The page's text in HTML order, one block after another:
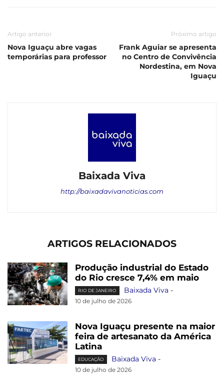
Artigo anterior
Nova Iguaçu abre vagas
temporárias para professor
Próximo artigo
Frank Aguiar se apresenta
no Centro de Convivência
Nordestina, em Nova
Iguaçu
Baixada Viva
http://baixadavivanoticias.com
ARTIGOS RELACIONADOS
Produção industrial do Estado
do Rio cresce 7,4% em maio
RIO DE JANEIRO Baixada Viva -
10 de julho de 2026
Nova Iguaçu presente na maior
feira de artesanato da América
Latina
EDUCAÇÃO Baixada Viva -
10 de julho de 2026